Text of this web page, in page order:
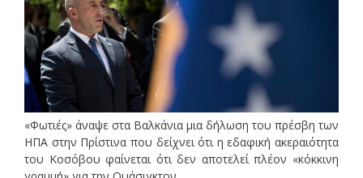
«Φωτιές» άναψε στα Βαλκάνια μια δήλωση του πρέσβη των
ΗΠΑ στην Πρίστινα που δείχνει ότι η εδαφική ακεραιότητα
του Κοσόβου φαίνεται ότι δεν αποτελεί πλέον «κόκκινη